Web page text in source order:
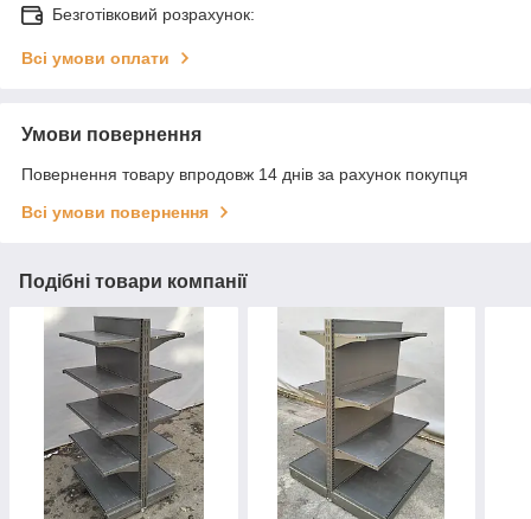
Безготівковий розрахунок:
Всі умови оплати
Умови повернення
Повернення товару впродовж 14 днів за рахунок покупця
Всі умови повернення
Подібні товари компанії